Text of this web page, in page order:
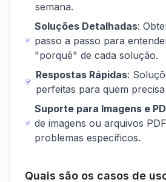
semana.
Soluções Detalhadas:
passo a passo para
"porquê" de cada solução.
Respostas Rápidas:
perfeitas para quem
Suporte para Imagens e
de imagens ou arquivos
problemas específicos.
Quais são os casos de